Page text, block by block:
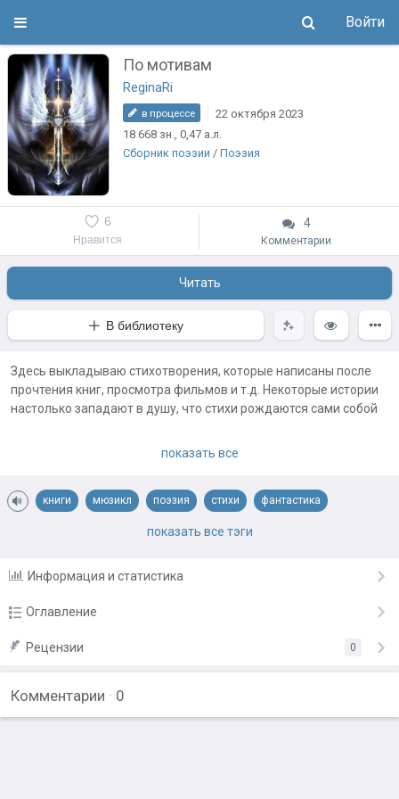
Войти
По мотивам
ReginaRi
в процессе
22 октября 2023
18 668 зн., 0,47 а.л.
Сборник поэзии / Поэзия
Нравится
6 4
Комментарии
Читать
В библиотеку
Здесь выкладываю стихотворения, которые написаны после
прочтения книг, просмотра фильмов и т.д. Некоторые истории
настолько западают в душу, что стихи рождаются сами собой
показать все
книги мюзикл поэзия стихи фантастика
фэнтези
показать все тэги
Информация и статистика
Оглавление
Забытый Бог - Г.Л. Олди "Черный Баламут" 22.10.23
Баламуту - Г.Л. Олди "Черный Баламут" 22.10.23
Рецензии 0
Комментарии · 0